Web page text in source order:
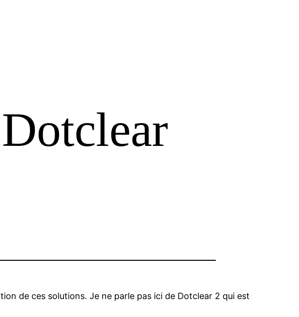
de ces solutions. Je ne parle pas ici de Dotclear 2 qui est